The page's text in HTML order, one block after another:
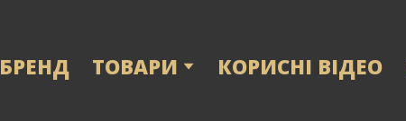
ТОВАРИ КОРИСНІ ВІДЕО